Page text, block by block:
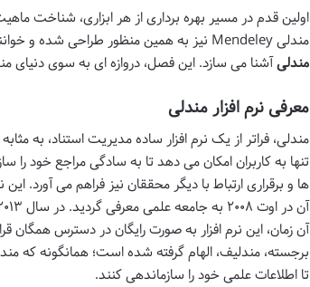
اولین قدم در مسیر بهره برداری از هر ابزاری، شناخت
مندلی Mendeley نیز به همین منظور طراحی شده و خواننده را با مبانی
مندلیآشنا می سازد. این فصل، دروازه ای به سوی
معرفی نرم افزار مندلی
مندلی، فراتر از یک نرم افزار ساده مدیریت استناد، به
تنها به کاربران امکان می دهد تا به سادگی مراجع خود
آن زمان، این نرم افزار به صورت رایگان در دسترس
برجسته، مندلیف، الهام گرفته شده است؛ همانگونه که
تا اطلاعات علمی خود را سازماندهی کنند.